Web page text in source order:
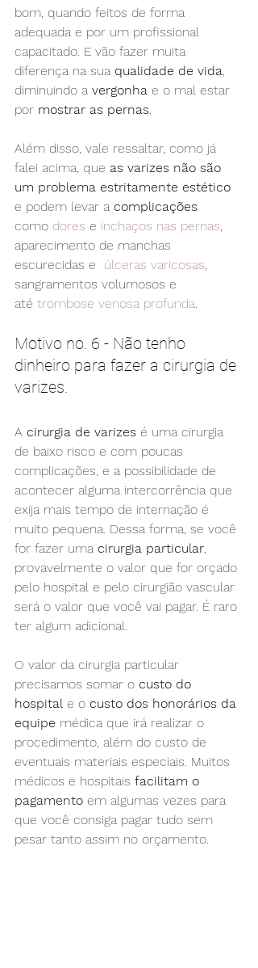
bom, quando feitos de forma
adequada e por um profissional
capacitado. E vão fazer muita
diferença na sua qualidade de vida,
diminuindo a vergonha e o mal estar
por mostrar as pernas.
Além disso, vale ressaltar, como já
falei acima, que as varizes não são
um problema estritamente estético
e podem levar a complicações
como dores e inchaços nas pernas,
aparecimento de manchas
escurecidas e
úlceras varicosas,
sangramentos volumosos e
até trombose venosa profunda.
Motivo no. 6 - Não tenho
dinheiro para fazer a cirurgia de
varizes.
A cirurgia de varizes é uma cirurgia
de baixo risco e com poucas
complicações, e a possibilidade de
acontecer alguma intercorrência que
exija mais tempo de internação é
muito pequena. Dessa forma, se você
for fazer uma cirurgia particular,
provavelmente o valor que for orçado
pelo hospital e pelo cirurgião vascular
será o valor que você vai pagar. É raro
ter algum adicional.
O valor da cirurgia particular
precisamos somar o custo do
hospital e o custo dos honorários da
equipe médica que irá realizar o
procedimento, além do custo de
eventuais materiais especiais. Muitos
médicos e hospitais facilitam o
pagamento em algumas vezes para
que você consiga pagar tudo sem
pesar tanto assim no orçamento.